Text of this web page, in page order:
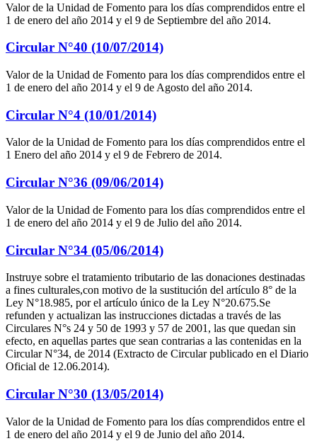
Valor de la Unidad de Fomento para los días comprendidos entre el
1 de enero del año 2014 y el 9 de Septiembre del año 2014.
Circular N°40 (10/07/2014)
Valor de la Unidad de Fomento para los días comprendidos entre el
1 de enero del año 2014 y el 9 de Agosto del año 2014.
Circular N°4 (10/01/2014)
Valor de la Unidad de Fomento para los días comprendidos entre el
1 Enero del año 2014 y el 9 de Febrero de 2014.
Circular N°36 (09/06/2014)
Valor de la Unidad de Fomento para los días comprendidos entre el
1 de enero del año 2014 y el 9 de Julio del año 2014.
Circular N°34 (05/06/2014)
Instruye sobre el tratamiento tributario de las donaciones destinadas
a fines culturales,con motivo de la sustitución del artículo 8° de la
Ley N°18.985, por el artículo único de la Ley N°20.675.Se
refunden y actualizan las instrucciones dictadas a través de las
Circulares N°s 24 y 50 de 1993 y 57 de 2001, las que quedan sin
efecto, en aquellas partes que sean contrarias a las contenidas en la
Circular N°34, de 2014 (Extracto de Circular publicado en el Diario
Oficial de 12.06.2014).
Circular N°30 (13/05/2014)
Valor de la Unidad de Fomento para los días comprendidos entre el
1 de enero del año 2014 y el 9 de Junio del año 2014.